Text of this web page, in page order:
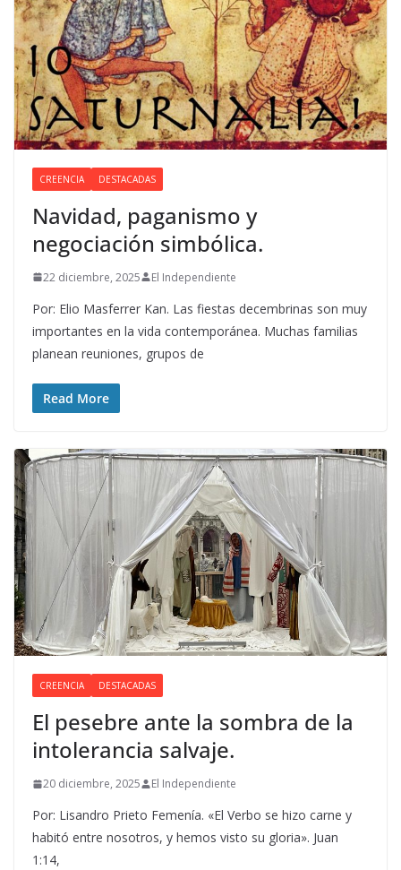
CREENCIA DESTACADAS
Navidad, paganismo y
negociación simbólica.
22 diciembre, 2025 El Independiente
Por: Elio Masferrer Kan. Las fiestas decembrinas son muy
importantes en la vida contemporánea. Muchas familias
planean reuniones, grupos de
Read More
CREENCIA DESTACADAS
El pesebre ante la sombra de la
intolerancia salvaje.
20 diciembre, 2025 El Independiente
Por: Lisandro Prieto Femenía. «El Verbo se hizo carne y
habitó entre nosotros, y hemos visto su gloria». Juan
1:14,